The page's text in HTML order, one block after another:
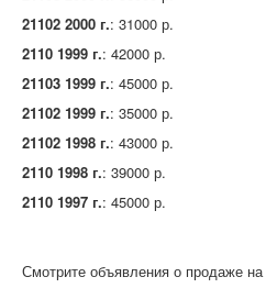
21102 2000 г.: 31000 р.
2110 1999 г.: 42000 р.
21103 1999 г.: 45000 р.
21102 1999 г.: 35000 р.
21102 1998 г.: 43000 р.
2110 1998 г.: 39000 р.
2110 1997 г.: 45000 р.
Смотрите объявления о продаже на